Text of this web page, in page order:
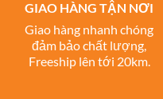
GIAO HÀNG TẬN NƠI
Giao hàng nhanh chóng
đảm bảo chất lượng,
Freeship lên tới 20km.